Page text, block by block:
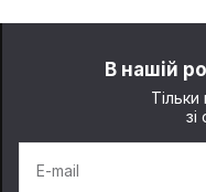
В нашій
зі
E-mail